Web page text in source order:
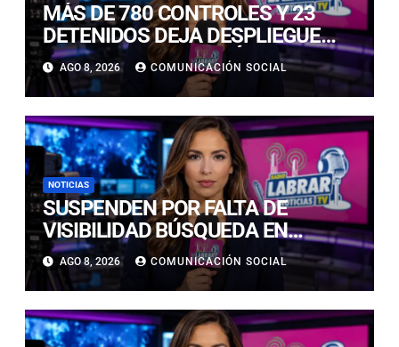
MÁS DE 780 CONTROLES Y 23
DETENIDOS DEJA DESPLIEGUE
POLICIAL EN COPIAPÓ Y CALDERA
AGO 8, 2026 COMUNICACIÓN SOCIAL
NOTICIAS
SUSPENDEN POR FALTA DE
VISIBILIDAD BÚSQUEDA EN
CALDERILLA: OPERATIVO SE
RETOMARÁ ESTE DOMINGO
AGO 8, 2026 COMUNICACIÓN SOCIAL